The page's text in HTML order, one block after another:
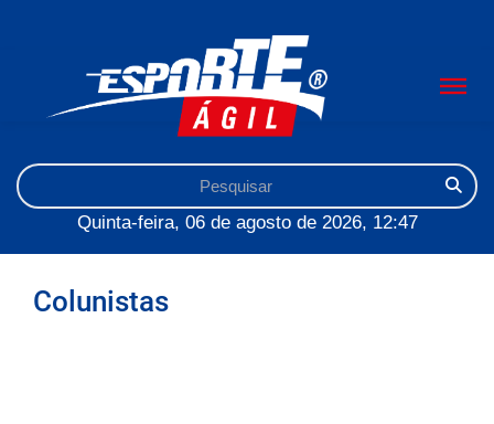
Quinta-feira, 06 de agosto de 2026, 12:47
Colunistas